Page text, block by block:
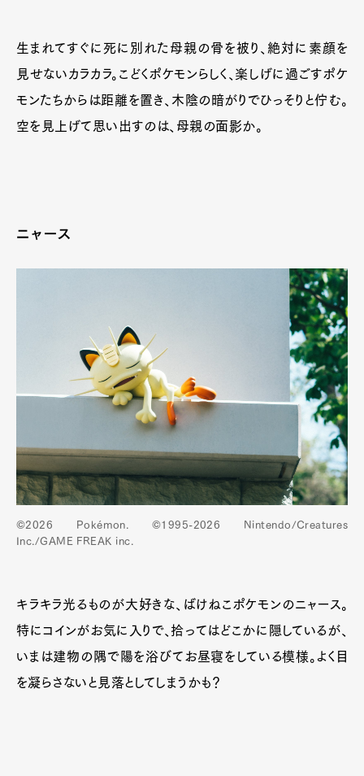
Cars
Product
Pen Membership
Magazine
Official Columnist
Pen Meet
生まれてすぐに死に別れた母親の骨を被り、絶対に素顔を
見せないカラカラ。こどくポケモンらしく、楽しげに過ごすポケ
モンたちからは距離を置き、木陰の暗がりでひっそりと佇む。
空を見上げて思い出すのは、母親の面影か。
ニャース
©2026 Pokémon. ©1995-2026 Nintendo/Creatures
Inc./GAME FREAK inc.
キラキラ光るものが大好きな、ばけねこポケモンのニャース。
特にコインがお気に入りで、拾ってはどこかに隠しているが、
いまは建物の隅で陽を浴びてお昼寝をしている模様。よく目
を凝らさないと見落としてしまうかも？